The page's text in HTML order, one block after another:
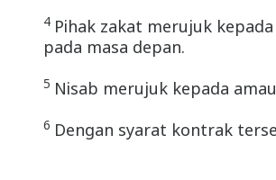
4 Pihak zakat merujuk
pada masa depan.
5 Nisab merujuk kepada
6 Dengan syarat kontrak